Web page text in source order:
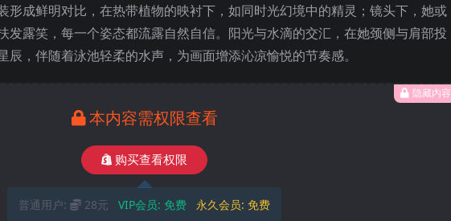
形成鲜明对比，在热带植物的映衬下，如同时光幻境中的精灵；镜头下，她或
发露笑，每一个姿态都流露自然自信。阳光与水滴的交汇，在她颈侧与肩部投
，伴随着泳池轻柔的水声，为画面增添沁凉愉悦的节奏感。
隐藏内容
本内容需权限查看
购买查看权限
普通用户: 28元 VIP会员: 免费 永久会员: 免费